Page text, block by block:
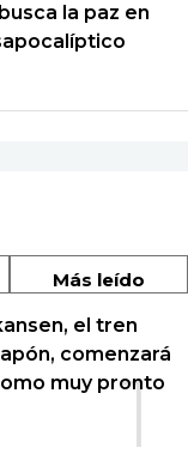
la paz en
Más leído
1
el tren
comenzará
muy pronto